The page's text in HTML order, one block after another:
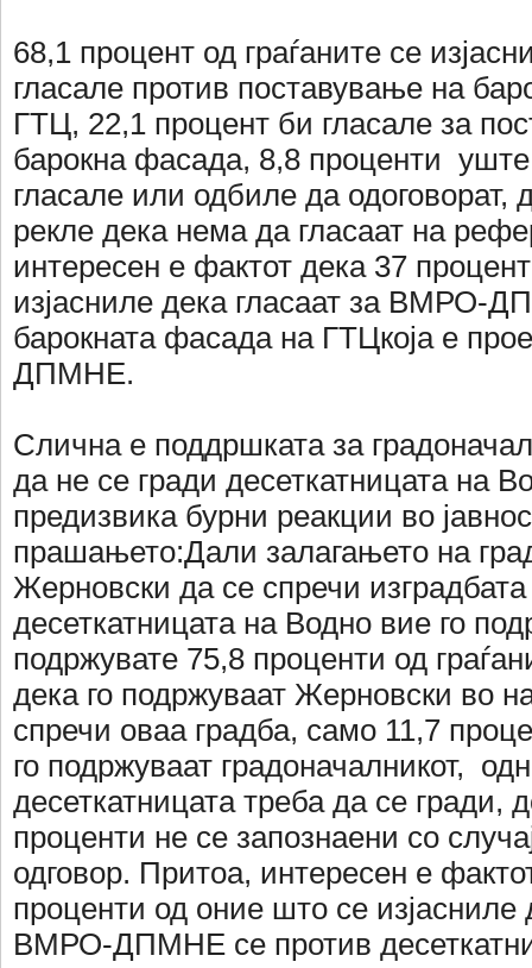
68,1 процент од граѓаните се
гласале против поставување на
ГТЦ, 22,1 процент би гласале за
барокна фасада, 8,8 проценти уште
гласале или одбиле да одоговорат,
рекле дека нема да гласаат на
интересен е фактот дека 37
изјасниле дека гласаат за ВМРО-
барокната фасада на ГТЦкоја е
ДПМНЕ.
Слична е поддршката за
да не се гради десеткатницата на
предизвика бурни реакции во
прашањето:Дали залагањето на
Жерновски да се спречи
десеткатницата на Водно вие го
подржувате 75,8 проценти од
дека го подржуваат Жерновски во
спречи оваа градба, само 11,7
го подржуваат градоначалникот,
десеткатницата треба да се гради,
проценти не се запознаени со
одговор. Притоа, интересен е
проценти од оние што се изјасниле
ВМРО-ДПМНЕ се против